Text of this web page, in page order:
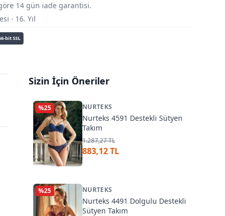
14 gün iade garantisi.
· 16. Yıl
bit SSL
Sizin İçin Öneriler
%25 NURTEKS
Nurteks 4591 Destekli Sütyen
Takım
1.287,27 TL
883,12 TL
%25 NURTEKS
Nurteks 4491 Dolgulu Destekli
Sütyen Takım